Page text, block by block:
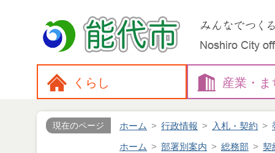
くらし 産業・
現在のページ ホーム 行政情報 入札・契約
ホーム 部署別案内 総務部 契